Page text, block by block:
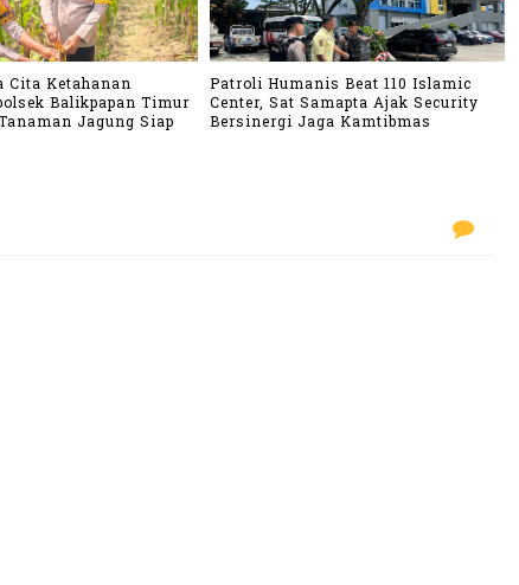
Cita Ketahanan
Balikpapan Timur
Jagung Siap
Patroli Humanis Beat 110 Islamic
Center, Sat Samapta Ajak Security
Bersinergi Jaga Kamtibmas